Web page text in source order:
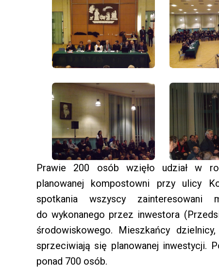
Prawie 200 osób wzięło udział w
planowanej kompostowni przy ulicy
spotkania wszyscy
do wykonanego przez inwestora
środowiskowego. Mieszkańcy
sprzeciwiają się planowanej inwestycji.
ponad 700 osób.